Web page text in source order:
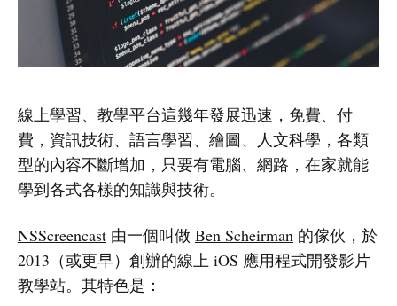
線上學習、教學平台這幾年發展迅速，免費、付
費，資訊技術、語言學習、繪圖、人文科學，各類
型的內容不斷增加，只要有電腦、網路，在家就能
學到各式各樣的知識與技術。
NSScreencast 由一個叫做 Ben Scheirman 的傢伙，於
2013（或更早）創辦的線上 iOS 應用程式開發影片
教學站。其特色是：